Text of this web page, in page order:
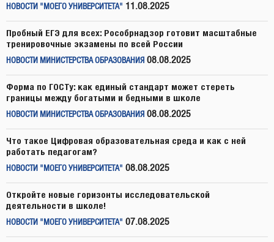
НОВОСТИ "МОЕГО УНИВЕРСИТЕТА" 11.08.2025
Пробный ЕГЭ для всех: Рособрнадзор готовит масштабные
тренировочные экзамены по всей России
НОВОСТИ МИНИСТЕРСТВА ОБРАЗОВАНИЯ 08.08.2025
Форма по ГОСТу: как единый стандарт может стереть
границы между богатыми и бедными в школе
НОВОСТИ МИНИСТЕРСТВА ОБРАЗОВАНИЯ 08.08.2025
Что такое Цифровая образовательная среда и как с ней
работать педагогам?
НОВОСТИ "МОЕГО УНИВЕРСИТЕТА" 08.08.2025
Откройте новые горизонты исследовательской
деятельности в школе!
НОВОСТИ "МОЕГО УНИВЕРСИТЕТА" 07.08.2025